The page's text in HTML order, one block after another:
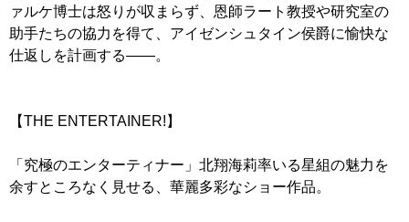
ァルケ博士は怒りが収まらず、恩師ラート教授や研究室の
助手たちの協力を得て、アイゼンシュタイン侯爵に愉快な
仕返しを計画する――。
【THE ENTERTAINER!】
「究極のエンターティナー」北翔海莉率いる星組の魅力を
余すところなく見せる、華麗多彩なショー作品。